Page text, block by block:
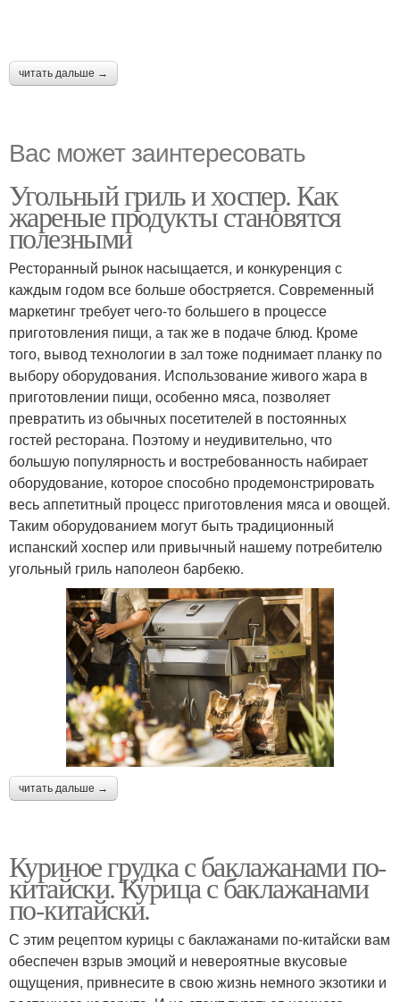
читать дальше →
Вас может заинтересовать
Угольный гриль и хоспер. Как
жареные продукты становятся
полезными
Ресторанный рынок насыщается, и конкуренция с
каждым годом все больше обостряется. Современный
маркетинг требует чего-то большего в процессе
приготовления пищи, а так же в подаче блюд. Кроме
того, вывод технологии в зал тоже поднимает планку по
выбору оборудования. Использование живого жара в
приготовлении пищи, особенно мяса, позволяет
превратить из обычных посетителей в постоянных
гостей ресторана. Поэтому и неудивительно, что
большую популярность и востребованность набирает
оборудование, которое способно продемонстрировать
весь аппетитный процесс приготовления мяса и овощей.
Таким оборудованием могут быть традиционный
испанский хоспер или привычный нашему потребителю
угольный гриль наполеон барбекю.
читать дальше →
Куриное грудка с баклажанами по-
китайски. Курица с баклажанами
по-китайски.
С этим рецептом курицы с баклажанами по-китайски вам
обеспечен взрыв эмоций и невероятные вкусовые
ощущения, привнесите в свою жизнь немного экзотики и